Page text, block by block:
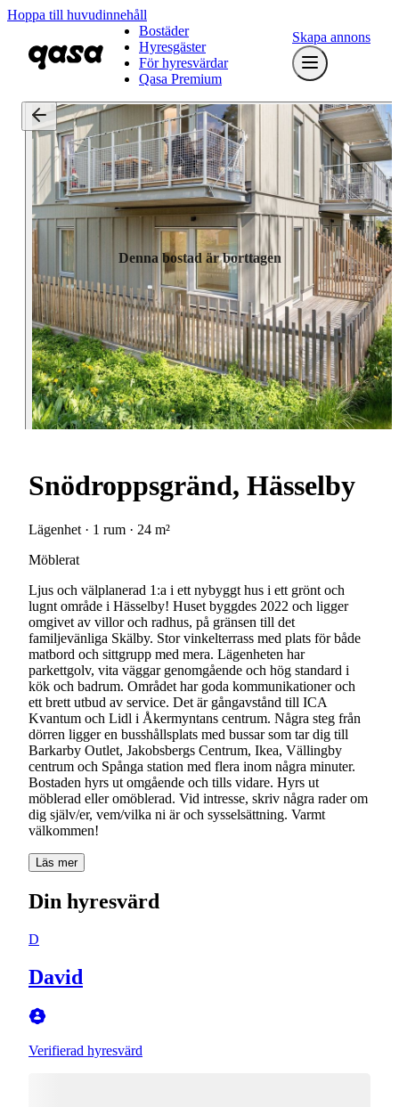
Hoppa till huvudinnehåll
Bostäder
Hyresgäster
För hyresvärdar
Qasa Premium
Skapa annons
Denna bostad är borttagen
Snödroppsgränd, Hässelby
Lägenhet · 1 rum · 24 m²
Möblerat
Ljus och välplanerad 1:a i ett nybyggt hus i ett grönt och
lugnt område i Hässelby! Huset byggdes 2022 och ligger
omgivet av villor och radhus, på gränsen till det
familjevänliga Skälby. Stor vinkelterrass med plats för både
matbord och sittgrupp med mera. Lägenheten har
parkettgolv, vita väggar genomgående och hög standard i
kök och badrum. Området har goda kommunikationer och
ett brett utbud av service. Det är gångavstånd till ICA
Kvantum och Lidl i Åkermyntans centrum. Några steg från
dörren ligger en busshållsplats med bussar som tar dig till
Barkarby Outlet, Jakobsbergs Centrum, Ikea, Vällingby
centrum och Spånga station med flera inom några minuter.
Bostaden hyrs ut omgående och tills vidare. Hyrs ut
möblerad eller omöblerad. Vid intresse, skriv några rader om
dig själv/er, vem/vilka ni är och sysselsättning. Varmt
välkommen!
Läs mer
Din hyresvärd
D
David
Verifierad hyresvärd